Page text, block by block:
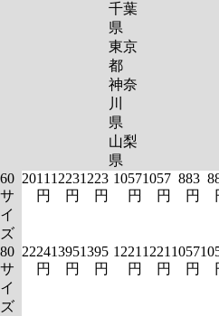
千葉
県
東京
都
神奈
川
県
山梨
県
60
サ
イ
ズ
2011
円
1223
円
1223
円
1057
円
1057
円
883
円
80
サ
イ
ズ
2224
円
1395
円
1395
円
1221
円
1221
円
1057
円